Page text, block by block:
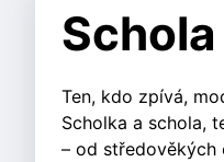
Ten, kdo zpívá,
Scholka a schola,
– od středověkých